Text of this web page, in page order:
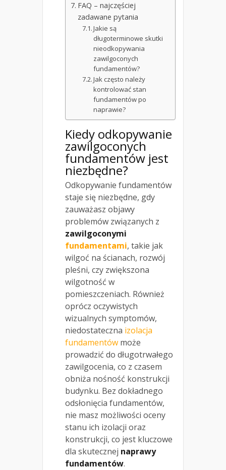
FAQ – najczęściej
zadawane pytania
Jakie są
długoterminowe skutki
nieodkopywania
zawilgoconych
fundamentów?
Jak często należy
kontrolować stan
fundamentów po
naprawie?
Kiedy odkopywanie
zawilgoconych
fundamentów jest
niezbędne?
Odkopywanie fundamentów
staje się niezbędne, gdy
zauważasz objawy
problemów związanych z
zawilgoconymi
fundamentami, takie jak
wilgoć na ścianach, rozwój
pleśni, czy zwiększona
wilgotność w
pomieszczeniach. Również
oprócz oczywistych
wizualnych symptomów,
niedostateczna izolacja
fundamentów może
prowadzić do długotrwałego
zawilgocenia, co z czasem
obniża nośność konstrukcji
budynku. Bez dokładnego
odsłonięcia fundamentów,
nie masz możliwości oceny
stanu ich izolacji oraz
konstrukcji, co jest kluczowe
dla skutecznej naprawy
fundamentów.